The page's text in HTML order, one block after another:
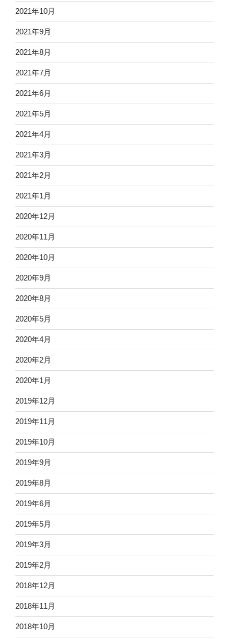
2021年10月
2021年9月
2021年8月
2021年7月
2021年6月
2021年5月
2021年4月
2021年3月
2021年2月
2021年1月
2020年12月
2020年11月
2020年10月
2020年9月
2020年8月
2020年5月
2020年4月
2020年2月
2020年1月
2019年12月
2019年11月
2019年10月
2019年9月
2019年8月
2019年6月
2019年5月
2019年3月
2019年2月
2018年12月
2018年11月
2018年10月